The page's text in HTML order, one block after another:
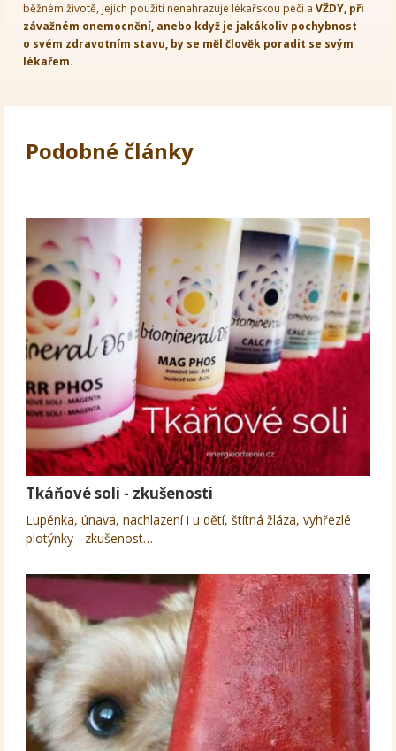
běžném životě, jejich použití nenahrazuje lékařskou péči aVŽDY, při
závažném onemocnění, anebo když je jakákoliv pochybnost
o svém zdravotním stavu, by se měl člověk poradit se svým
lékařem.
Podobné články
Tkáňové soli - zkušenosti
Lupénka, únava, nachlazení i u dětí, štítná žláza, vyhřezlé
plotýnky - zkušenost…